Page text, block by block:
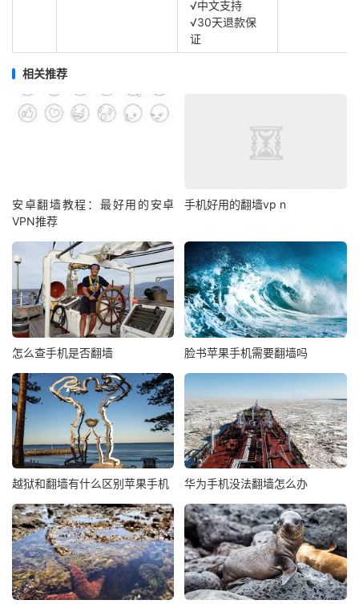
√中文支持
√30天退款保
证
相关推荐
安卓翻墙教程：最好用的安卓
VPN推荐
手机好用的翻墙vp n
怎么查手机是否翻墙 脸书苹果手机需要翻墙吗
越狱和翻墙有什么区别苹果手机 华为手机没法翻墙怎么办